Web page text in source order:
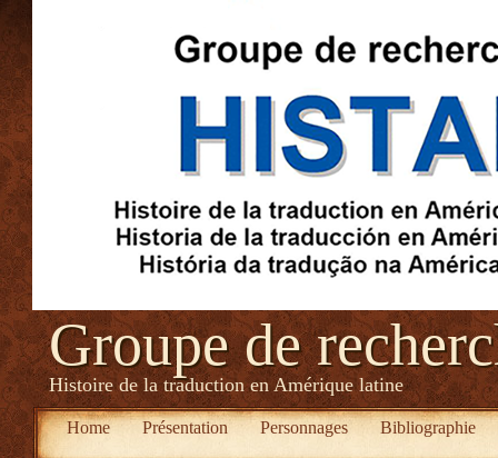
Groupe de
Histoire de la traduction en Amérique latine
Home Présentation Personnages Bibliographie